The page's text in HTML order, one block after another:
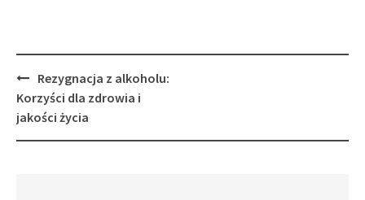
Post
navigation
Rezygnacja z alkoholu:
Korzyści dla zdrowia i
jakości życia